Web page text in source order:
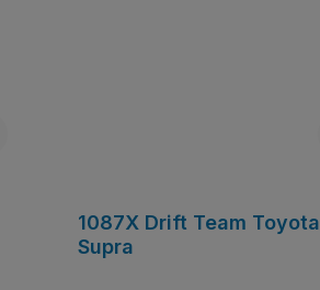
1087X Drift Team Toyota
Supra